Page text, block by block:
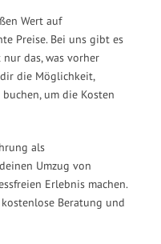
Wert auf
Preise. Bei uns gibt es
das, was vorher
die Möglichkeit,
um die Kosten
als
Umzug von
Erlebnis machen.
Beratung und